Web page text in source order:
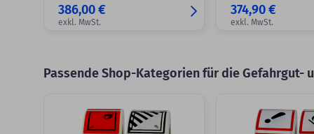
386,00 €
exkl. MwSt.
374,90 €
exkl. MwSt.
Passende Shop-Kategorien für die Gefahrgut-